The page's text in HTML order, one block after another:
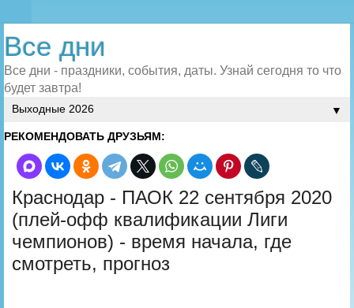
Все дни
Все дни - праздники, события, даты. Узнай сегодня то что
будет завтра!
▼
РЕКОМЕНДОВАТЬ ДРУЗЬЯМ:
Краснодар - ПАОК 22 сентября 2020
(плей-офф квалификации Лиги
чемпионов) - время начала, где
смотреть, прогноз